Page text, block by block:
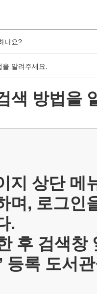
나요?
을 알려주세요.
색 방법을
지 상단 메
며, 로그인
.
후 검색창
등록 도서